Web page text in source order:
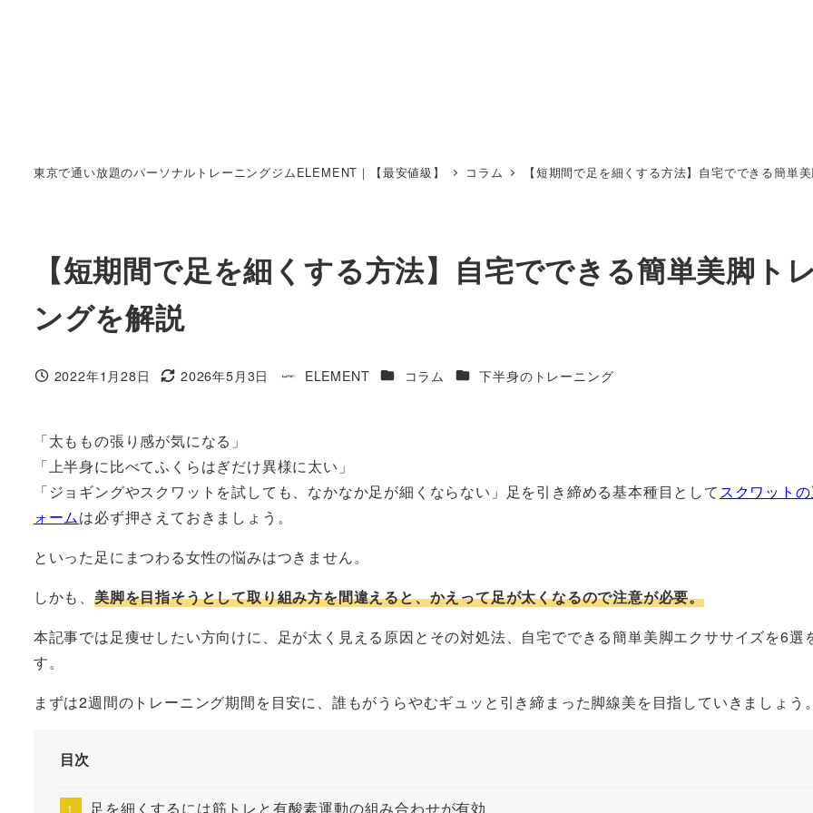
東京で通い放題のパーソナルトレーニングジムELEMENT｜【最安値級】 コラム 【短期間で足を細くする方法】自宅でできる簡単
【短期間で足を細くする方法】自宅でできる簡単美脚ト
ングを解説
投稿日
2022年1月28日
更新日
2026年5月3日 ELEMENT カテゴリー
コラム カテゴリー
下半身のトレーニング
「太ももの張り感が気になる」
「上半身に比べてふくらはぎだけ異様に太い」
「ジョギングやスクワットを試しても、なかなか足が細くならない」足を引き締める基本種目として スクワット
ォームは必ず押さえておきましょう。
といった足にまつわる女性の悩みはつきません。
しかも、 美脚を目指そうとして取り組み方を間違えると、かえって足が太くなるので注意が必要。
本記事では足痩せしたい方向けに、足が太く見える原因とその対処法、自宅でできる簡単美脚エクササイズを6選
す。
まずは2週間のトレーニング期間を目安に、誰もがうらやむギュッと引き締まった脚線美を目指していきましょう。
目次
足を細くするには筋トレと有酸素運動の組み合わせが有効